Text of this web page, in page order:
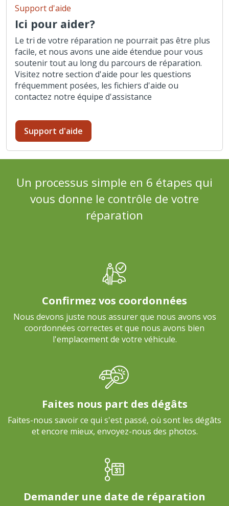
Support d'aide
Ici pour aider?
Le tri de votre réparation ne pourrait pas être plus
facile, et nous avons une aide étendue pour vous
soutenir tout au long du parcours de réparation.
Visitez notre section d'aide pour les questions
fréquemment posées, les fichiers d'aide ou
contactez notre équipe d'assistance
Support d'aide
Un processus simple en 6 étapes qui
vous donne le contrôle de votre
réparation
Confirmez vos coordonnées
Nous devons juste nous assurer que nous avons vos
coordonnées correctes et que nous avons bien
l'emplacement de votre véhicule.
Faites nous part des dégâts
Faites-nous savoir ce qui s'est passé, où sont les dégâts
et encore mieux, envoyez-nous des photos.
Demander une date de réparation